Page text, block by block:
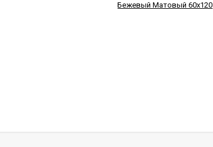
Бежевый Матовый 60x120